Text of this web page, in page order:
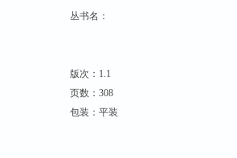
丛书名：
版次：1.1
页数：308
包装：平装